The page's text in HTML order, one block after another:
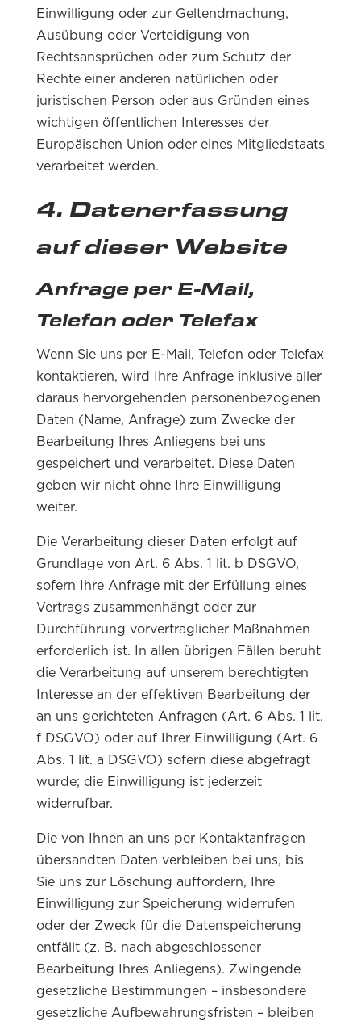
Einwilligung oder zur Geltendmachung,
Ausübung oder Verteidigung von
Rechtsansprüchen oder zum Schutz der
Rechte einer anderen natürlichen oder
juristischen Person oder aus Gründen eines
wichtigen öffentlichen Interesses der
Europäischen Union oder eines Mitgliedstaats
verarbeitet werden.
4. Datenerfassung
auf dieser Website
Anfrage per E-Mail,
Telefon oder Telefax
Wenn Sie uns per E-Mail, Telefon oder Telefax
kontaktieren, wird Ihre Anfrage inklusive aller
daraus hervorgehenden personenbezogenen
Daten (Name, Anfrage) zum Zwecke der
Bearbeitung Ihres Anliegens bei uns
gespeichert und verarbeitet. Diese Daten
geben wir nicht ohne Ihre Einwilligung
weiter.
Die Verarbeitung dieser Daten erfolgt auf
Grundlage von Art. 6 Abs. 1 lit. b DSGVO,
sofern Ihre Anfrage mit der Erfüllung eines
Vertrags zusammenhängt oder zur
Durchführung vorvertraglicher Maßnahmen
erforderlich ist. In allen übrigen Fällen beruht
die Verarbeitung auf unserem berechtigten
Interesse an der effektiven Bearbeitung der
an uns gerichteten Anfragen (Art. 6 Abs. 1 lit.
f DSGVO) oder auf Ihrer Einwilligung (Art. 6
Abs. 1 lit. a DSGVO) sofern diese abgefragt
wurde; die Einwilligung ist jederzeit
widerrufbar.
Die von Ihnen an uns per Kontaktanfragen
übersandten Daten verbleiben bei uns, bis
Sie uns zur Löschung auffordern, Ihre
Einwilligung zur Speicherung widerrufen
oder der Zweck für die Datenspeicherung
entfällt (z. B. nach abgeschlossener
Bearbeitung Ihres Anliegens). Zwingende
gesetzliche Bestimmungen – insbesondere
gesetzliche Aufbewahrungsfristen – bleiben